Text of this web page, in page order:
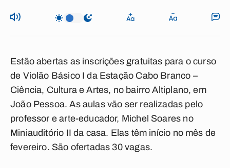
Estão abertas as inscrições gratuitas para o curso
de Violão Básico I da Estação Cabo Branco –
Ciência, Cultura e Artes, no bairro Altiplano, em
João Pessoa. As aulas vão ser realizadas pelo
professor e arte-educador, Michel Soares no
Miniauditório II da casa. Elas têm início no mês de
fevereiro. São ofertadas 30 vagas.